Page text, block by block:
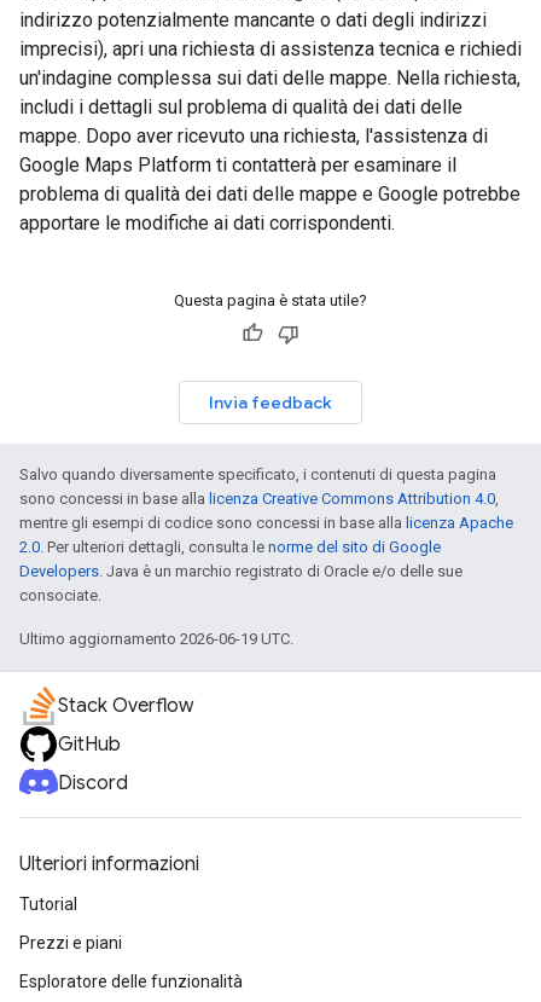
indirizzo potenzialmente mancante o dati degli indirizzi
imprecisi), apri una richiesta di assistenza tecnica e richiedi
un'indagine complessa sui dati delle mappe. Nella richiesta,
includi i dettagli sul problema di qualità dei dati delle
mappe. Dopo aver ricevuto una richiesta, l'assistenza di
Google Maps Platform ti contatterà per esaminare il
problema di qualità dei dati delle mappe e Google potrebbe
apportare le modifiche ai dati corrispondenti.
Questa pagina è stata utile?
Invia feedback
Salvo quando diversamente specificato, i contenuti di questa pagina
sono concessi in base alla licenza Creative Commons Attribution 4.0
mentre gli esempi di codice sono concessi in base alla licenza Apache
2.0 . Per ulteriori dettagli, consulta le norme del sito di Google
Developers . Java è un marchio registrato di Oracle e/o delle sue
consociate.
Ultimo aggiornamento 2026-06-19 UTC.
Stack Overflow
GitHub
Discord
Ulteriori informazioni
Tutorial
Prezzi e piani
Esploratore delle funzionalità